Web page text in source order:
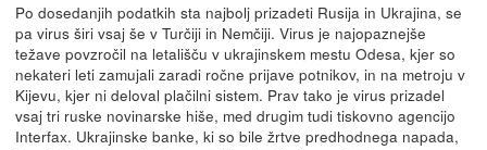
Po dosedanjih podatkih sta najbolj prizadeti Rusija in Ukrajina, se
pa virus širi vsaj še v Turčiji in Nemčiji. Virus je najopaznejše
težave povzročil na letališču v ukrajinskem mestu Odesa, kjer so
nekateri leti zamujali zaradi ročne prijave potnikov, in na metroju v
Kijevu, kjer ni deloval plačilni sistem. Prav tako je virus prizadel
vsaj tri ruske novinarske hiše, med drugim tudi tiskovno agencijo
Interfax. Ukrajinske banke, ki so bile žrtve predhodnega napada,